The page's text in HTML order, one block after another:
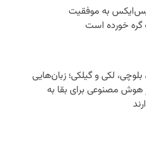
به موفقیت
گره خورده است
بلوچی، لکی و گیلکی؛ زبان‌هایی
مصنوعی برای بقا به